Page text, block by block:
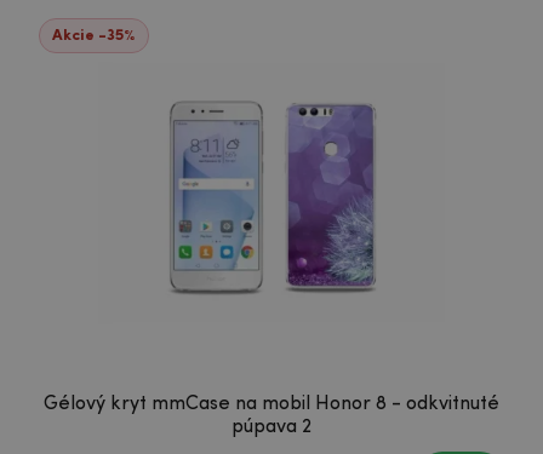
Akcie -35%
Gélový kryt mmCase na mobil Honor 8 - odkvitnuté
púpava 2